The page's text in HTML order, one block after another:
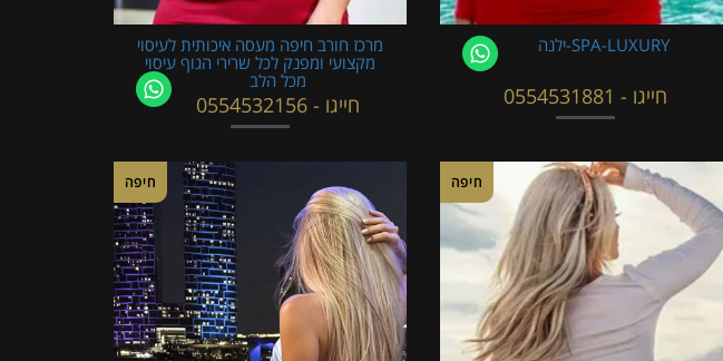
SPA-LUXURY-ילנה
חייגו - 0554531881
מרכז חורב חיפה מעסה איכותית לעיסוי
מקצועי ומפנק לכל שרירי הגוף עיסוי
מכל הלב
חייגו - 0554532156
חיפה חיפה